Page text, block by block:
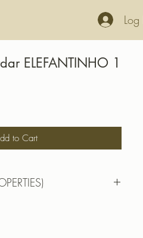
Log
ELEFANTINHO 1
to Cart